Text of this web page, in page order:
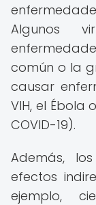
Algunos
común o la
causar
VIH, el Ébola
COVID-19).
Además,
efectos
ejemplo,